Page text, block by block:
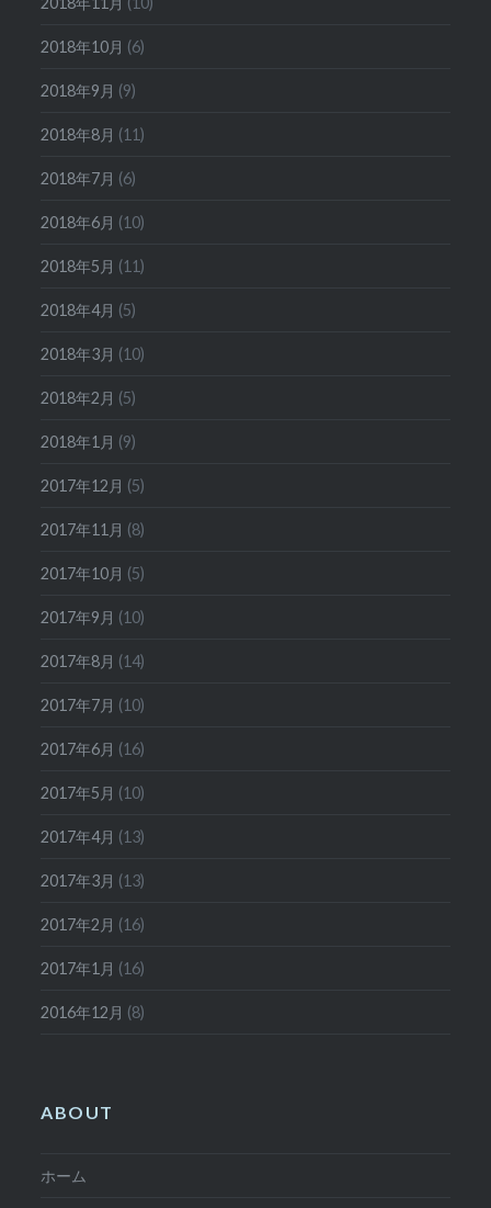
2018年10月 (6)
2018年9月 (9)
2018年8月 (11)
2018年7月 (6)
2018年6月 (10)
2018年5月 (11)
2018年4月 (5)
2018年3月 (10)
2018年2月 (5)
2018年1月 (9)
2017年12月 (5)
2017年11月 (8)
2017年10月 (5)
2017年9月 (10)
2017年8月 (14)
2017年7月 (10)
2017年6月 (16)
2017年5月 (10)
2017年4月 (13)
2017年3月 (13)
2017年2月 (16)
2017年1月 (16)
2016年12月 (8)
ABOUT
ホーム